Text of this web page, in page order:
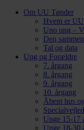
Om UU Tønder
Hvem er
Uno ung –
Den
Tal og data
Ung og Forældre
7. årgang
8. årgang
9. årgang
10. årgang
Åbent hus
Unge 15-17
Unge 18-30